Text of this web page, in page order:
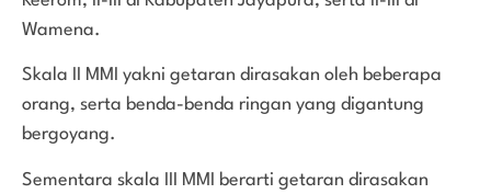
Wamena.
Skala II MMI yakni getaran dirasakan oleh beberapa
orang, serta benda-benda ringan yang digantung
bergoyang.
Sementara skala III MMI berarti getaran dirasakan